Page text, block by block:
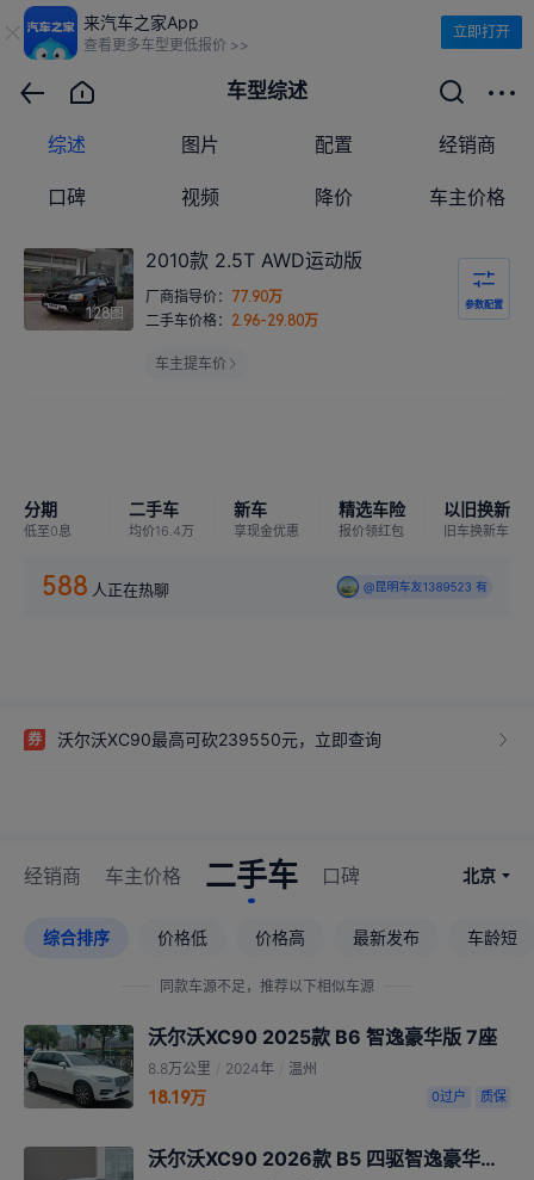
来汽车之家App
查看更多车型更低报价 >>
立即打开
车型综述
综述 图片 配置 经销商
口碑 视频 降价 车主价格
128图
2010款 2.5T AWD运动版
厂商指导价： 77.90万
二手车价格：
2.96-29.80万
参数配置
车主提车价
分期
低至0息
二手车
均价16.4万
新车
享现金优惠
精选车险
报价领红包
以旧换新
旧车换新车
588 人正在热聊 @昆明车友1389523 有
券 沃尔沃XC90最高可砍239550元，立即查询
北京
经销商 车主价格 二手车 口碑
综合排序 价格低 价格高 最新发布 车龄短
同款车源不足，推荐以下相似车源
沃尔沃XC90 2025款 B6 智逸豪华版 7座
8.8万公里 2024年 温州
18.19万 0过户 质保
沃尔沃XC90 2026款 B5 四驱智逸豪华版 5座